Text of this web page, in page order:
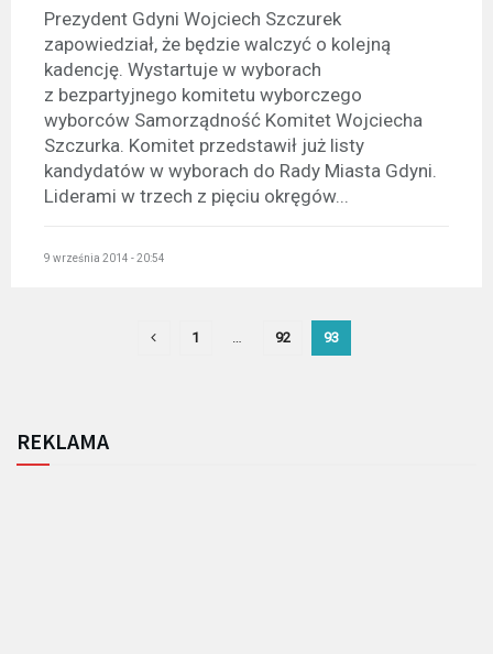
Prezydent Gdyni Wojciech Szczurek
zapowiedział, że będzie walczyć o kolejną
kadencję. Wystartuje w wyborach
z bezpartyjnego komitetu wyborczego
wyborców Samorządność Komitet Wojciecha
Szczurka. Komitet przedstawił już listy
kandydatów w wyborach do Rady Miasta Gdyni.
Liderami w trzech z pięciu okręgów...
9 września 2014 - 20:54
1 … 92 93
REKLAMA